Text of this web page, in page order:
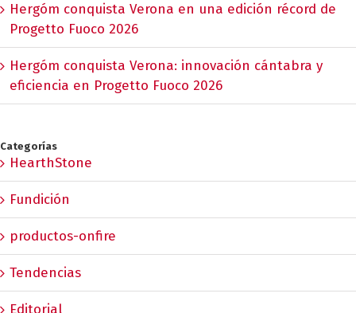
Hergóm conquista Verona en una edición récord de
Progetto Fuoco 2026
Hergóm conquista Verona: innovación cántabra y
eficiencia en Progetto Fuoco 2026
Categorías
HearthStone
Fundición
productos-onfire
Tendencias
Editorial